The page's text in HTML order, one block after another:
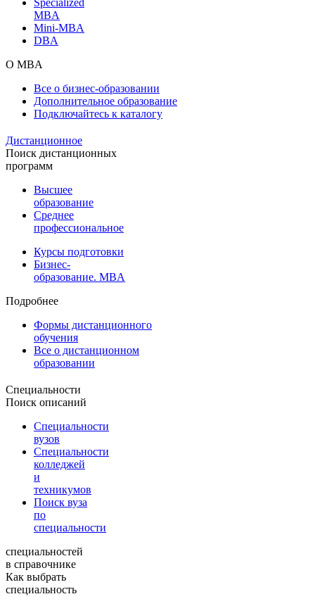
MBA
Mini-MBA
DBA
О MBA
Все о бизнес-образовании
Дополнительное образование
Подключайтесь к каталогу
Дистанционное
Поиск дистанционных
программ
Высшее
образование
Среднее
профессиональное
Курсы подготовки
Бизнес-
образование. MBA
Подробнее
Формы дистанционного
обучения
Все о дистанционном
образовании
Специальности
Поиск описаний
Специальности
вузов
Специальности
колледжей
и
техникумов
Поиск вуза
по
специальности
специальностей
в справочнике
Как выбрать
специальность